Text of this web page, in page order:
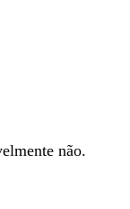
não.